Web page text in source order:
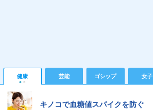
健康 芸能 ゴシップ 女子
キノコで血糖値スパイクを防ぐ